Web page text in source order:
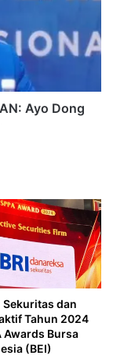
Ayo Dong
Sekuritas dan
Tahun 2024
Awards Bursa
(BEI)